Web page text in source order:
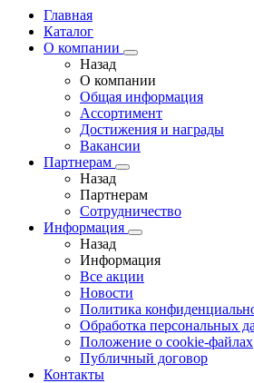
Главная
Каталог
О компании
Назад
О компании
Общая информация
Ассортимент
Достижения и награды
Вакансии
Партнерам
Назад
Партнерам
Сотрудничество
Информация
Назад
Информация
Все акции
Новости
Политика
Обработка персональных
Положение о cookie-файлах
Публичный договор
Контакты